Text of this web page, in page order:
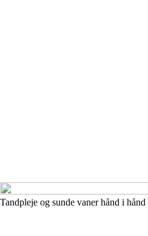
Tandpleje og sunde vaner hånd i